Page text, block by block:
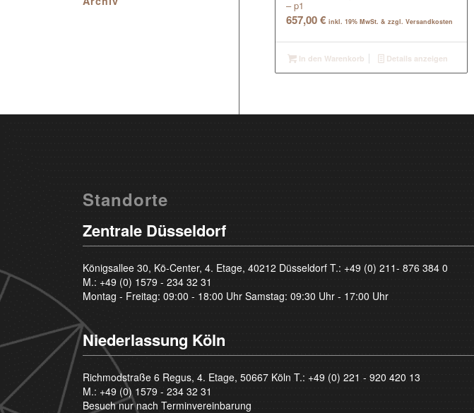
– p1
657,00€ inkl. 19% MwSt. & zzgl. Versandkosten
In den Warenkorb Details anzeigen
Standorte
Zentrale Düsseldorf
Königsallee 30, Kö-Center, 4. Etage, 40212 Düsseldorf T.: +49 (0) 211- 876 384 0
M.: +49 (0) 1579 - 234 32 31
Montag - Freitag: 09:00 - 18:00 Uhr Samstag: 09:30 Uhr - 17:00 Uhr
Niederlassung Köln
Richmodstraße 6 Regus, 4. Etage, 50667 Köln T.: +49 (0) 221 - 920 420 13
M.: +49 (0) 1579 - 234 32 31
Besuch nur nach Terminvereinbarung